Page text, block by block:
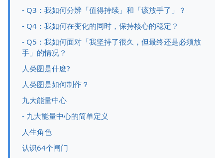
- Q3：我如何分辨「值得持续」和「该放手了」？
- Q4：我如何在变化的同时，保持核心的稳定？
- Q5：我如何面对「我坚持了很久，但最终还是必须放
手」的情况？
人类图是什麽?
人类图是如何制作？
九大能量中心
- 九大能量中心的简单定义
人生角色
认识64个闸门